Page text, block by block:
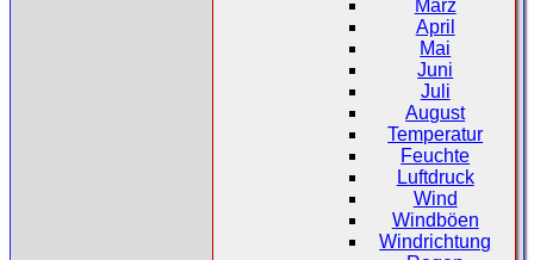
März
April
Mai
Juni
Juli
August
Temperatur
Feuchte
Luftdruck
Wind
Windböen
Windrichtung